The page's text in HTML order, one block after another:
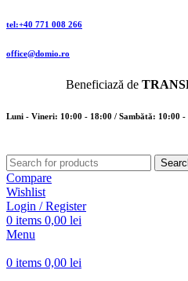
tel:+40 771 008 266
office@domio.ro
Beneficiază de
Luni - Vineri: 10:00 - 18:00 / Sambătă: 10:00 -
Compare
Wishlist
Login / Register
0 items 0,00 lei
Menu
0 items 0,00 lei